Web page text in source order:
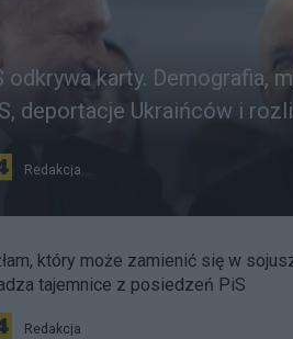
odkrywa karty. Demografia,
deportacje Ukraińców i
Redakcja
który może zamienić się w
tajemnice z posiedzeń PiS
Redakcja